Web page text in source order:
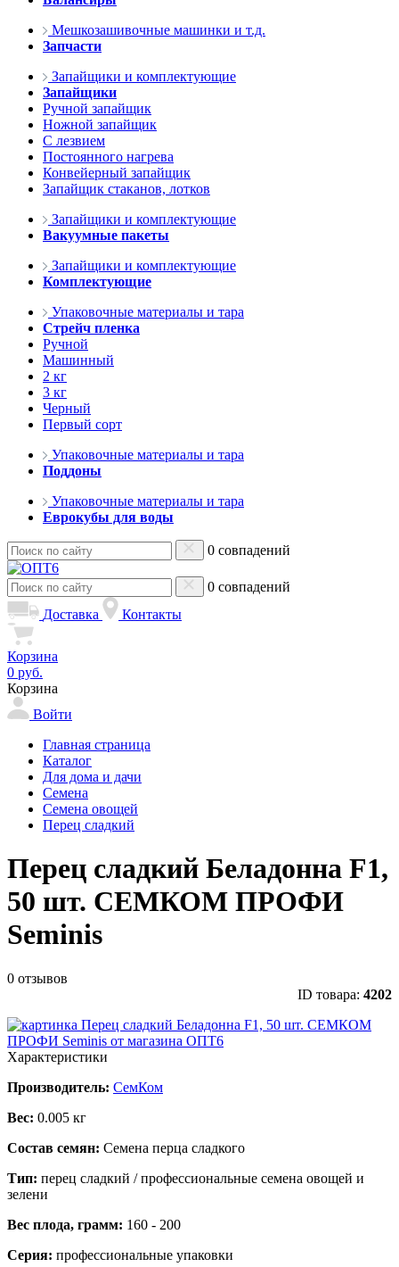
Мешкозашивочные машинки и т.д.
Запчасти
Запайщики и комплектующие
Запайщики
Ручной запайщик
Ножной запайщик
С лезвием
Постоянного нагрева
Конвейерный запайщик
Запайщик стаканов, лотков
Запайщики и комплектующие
Вакуумные пакеты
Запайщики и комплектующие
Комплектующие
Упаковочные материалы и тара
Стрейч пленка
Ручной
Машинный
2 кг
3 кг
Черный
Первый сорт
Упаковочные материалы и тара
Поддоны
Упаковочные материалы и тара
Еврокубы для воды
0 совпадений
0 совпадений
Доставка
Контакты
Корзина
0 руб.
Корзина
Войти
Главная страница
Каталог
Для дома и дачи
Семена
Семена овощей
Перец сладкий
Перец сладкий Беладонна F1,
50 шт. СЕМКОМ ПРОФИ
Seminis
0 отзывов
ID товара: 4202
Характеристики
Производитель: СемКом
Вес: 0.005 кг
Состав семян: Семена перца сладкого
Тип: перец сладкий / профессиональные семена овощей и
зелени
Вес плода, грамм: 160 - 200
Серия: профессиональные упаковки